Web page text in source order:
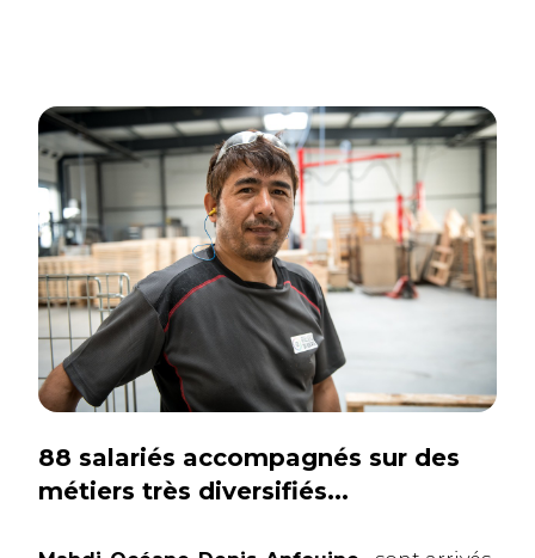
88 salariés accompagnés sur des
métiers très diversifiés...